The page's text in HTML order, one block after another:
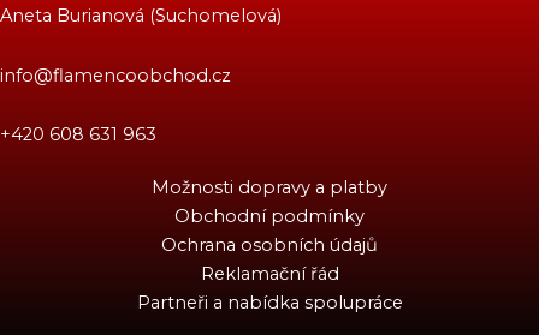
Aneta Burianová (Suchomelová)
info@flamencoobchod.cz
+420 608 631 963
Možnosti dopravy a platby
Obchodní podmínky
Ochrana osobních údajů
Reklamační řád
Partneři a nabídka spolupráce